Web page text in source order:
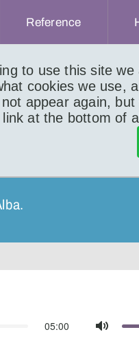
to use this site we
cookies we use,
appear again, but
at the bottom of
Reference
05:00
Mute